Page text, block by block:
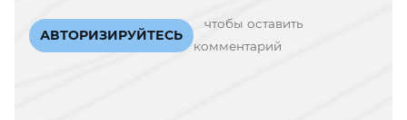
АВТОРИЗИРУЙТЕСЬ
чтобы оставить
комментарий